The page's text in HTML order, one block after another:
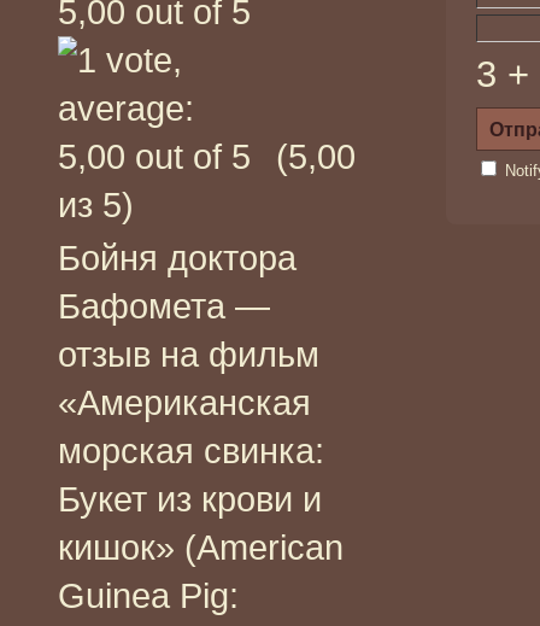
(5,00
из 5)
Бойня доктора
Бафомета —
отзыв на фильм
«Американская
морская свинка:
Букет из крови и
кишок» (American
Guinea Pig:
3